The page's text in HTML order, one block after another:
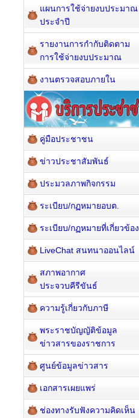
แผนการใช้จ่ายงบประมาณ
ประจำปี
รายงานการกำกับติดตาม
การใช้จ่ายงบประมาณ
งานตรวจสอบภายใน
คู่มือประชาชน
ข่าวประชาสัมพันธ์
ประมวลภาพกิจกรรม
ระเบียบ/กฏหมายอบต.
ระเบียบ/กฏหมายที่เกี่ยวข้อง
LiveChat สนทนาออนไลน์
สภาพอากาศ
ประจวบคีรีขันธ์
ความรู้เกี่ยวกับภาษี
พระราชบัญญัติข้อมูล
ข่าวสารของราชการ
ศูนย์ข้อมูลข่าวสาร
เอกสารเผยแพร่
ช่องทางรับฟังความคิดเห็น